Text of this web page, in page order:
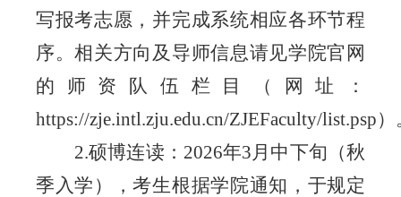
写报考志愿，并完成系统相应各环节程
序。相关方向及导师信息请见学院官网
的师资队伍栏目（网址：
https://zje.intl.zju.edu.cn/ZJEFaculty/list.psp）
2.硕博连读：2026年3月中下旬（秋
季入学），考生根据学院通知，于规定